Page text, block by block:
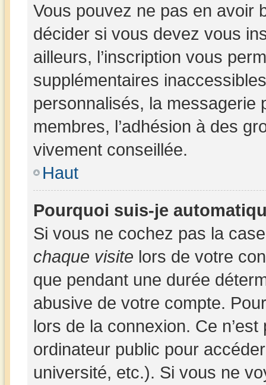
Vous pouvez ne pas en avoir
décider si vous devez vous
ailleurs, l’inscription vous
supplémentaires
personnalisés, la messagerie
membres, l’adhésion à des
vivement conseillée.
Haut
Pourquoi suis-je
Si vous ne cochez pas la
chaque visite lors de votre
que pendant une durée
abusive de votre compte.
lors de la connexion. Ce
ordinateur public pour
université, etc.). Si vous ne